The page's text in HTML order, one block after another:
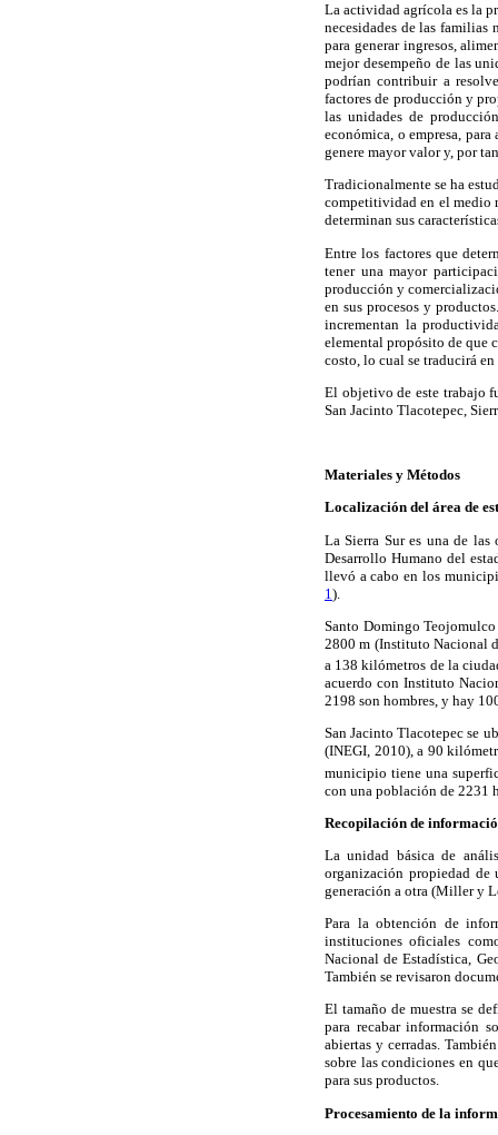
La actividad agrícola es la
necesidades de las
para generar ingresos,
mejor desempeño de las
podrían contribuir a
factores de producción y
las unidades de
económica, o empresa,
genere mayor valor y, por
Tradicionalmente se ha
competitividad en el medio
determinan sus
Entre los factores que
tener una mayor
producción y
en sus procesos y
incrementan la
elemental propósito de que
costo, lo cual se traducirá en
El objetivo de este trabajo
San Jacinto Tlacotepec,
Materiales y Métodos
Localización del área de
La Sierra Sur es una de
Desarrollo Humano del
llevó a cabo en los
1 ).
Santo Domingo
2800 m (Instituto Nacional
a 138 kilómetros de la
acuerdo con Instituto
2198 son hombres, y hay
San Jacinto Tlacotepec se
(INEGI, 2010), a 90
municipio tiene una
con una población de 2231
Recopilación de
La unidad básica de
organización propiedad
generación a otra (Miller y
Para la obtención de
instituciones oficiales
Nacional de Estadística,
También se revisaron
El tamaño de muestra se
para recabar información
abiertas y cerradas.
sobre las condiciones en
para sus productos.
Procesamiento de la